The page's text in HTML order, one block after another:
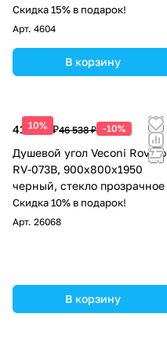
прозрачное стекло, черный
Скидка 15% в подарок!
Арт. 4604
В корзину
10%
41 884 ₽46 538 ₽ -10%
Душевой угол Veconi Rovigo
RV-073B, 900х800х1950
черный, стекло прозрачное
Скидка 10% в подарок!
Арт. 26068
В корзину